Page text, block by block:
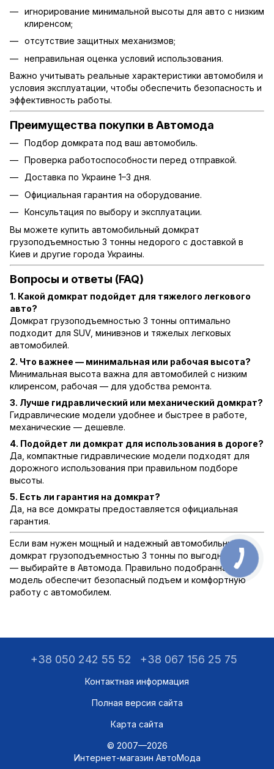
игнорирование минимальной высоты для авто с низким
клиренсом;
отсутствие защитных механизмов;
неправильная оценка условий использования.
Важно учитывать реальные характеристики автомобиля и
условия эксплуатации, чтобы обеспечить безопасность и
эффективность работы.
Преимущества покупки в Автомода
Подбор домкрата под ваш автомобиль.
Проверка работоспособности перед отправкой.
Доставка по Украине 1–3 дня.
Официальная гарантия на оборудование.
Консультация по выбору и эксплуатации.
Вы можете купить автомобильный домкрат
грузоподъемностью 3 тонны недорого с доставкой в
Киев и другие города Украины.
Вопросы и ответы (FAQ)
1. Какой домкрат подойдет для тяжелого легкового
авто?
Домкрат грузоподъемностью 3 тонны оптимально
подходит для SUV, минивэнов и тяжелых легковых
автомобилей.
2. Что важнее — минимальная или рабочая высота?
Минимальная высота важна для автомобилей с низким
клиренсом, рабочая — для удобства ремонта.
3. Лучше гидравлический или механический домкрат?
Гидравлические модели удобнее и быстрее в работе,
механические — дешевле.
4. Подойдет ли домкрат для использования в дороге?
Да, компактные гидравлические модели подходят для
дорожного использования при правильном подборе
высоты.
5. Есть ли гарантия на домкрат?
Да, на все домкраты предоставляется официальная
гарантия.
Если вам нужен мощный и надежный автомобильный
домкрат грузоподъемностью 3 тонны по выгодной цене
— выбирайте в Автомода. Правильно подобранная
модель обеспечит безопасный подъем и комфортную
работу с автомобилем.
+38 050 242 55 52 +38 067 156 25 75
Контактная информация
Полная версия сайта
Карта сайта
© 2007—2026
Интернет-магазин АвтоМода